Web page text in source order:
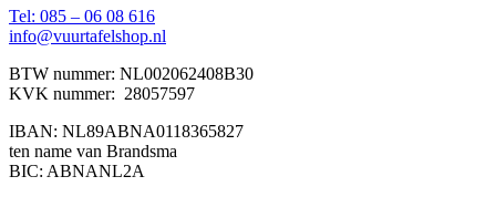
Tel: 085 – 06 08 616
info@vuurtafelshop.nl
BTW nummer: NL002062408B30
KVK nummer: 28057597
IBAN: NL89ABNA0118365827
ten name van Brandsma
BIC: ABNANL2A